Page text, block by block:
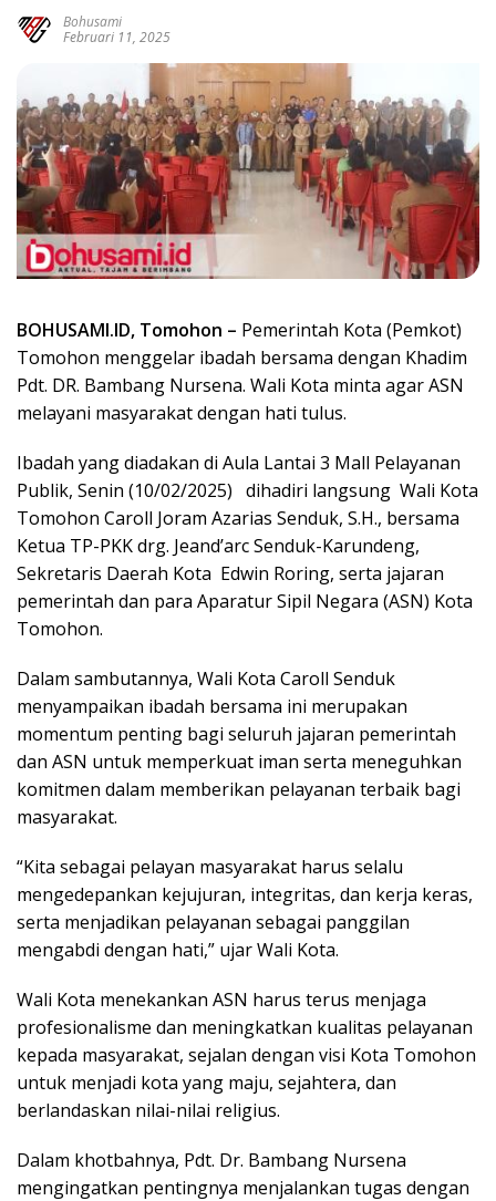
Bohusami
Februari 11, 2025
BOHUSAMI.ID, Tomohon – Pemerintah Kota (Pemkot)
Tomohon menggelar ibadah bersama dengan Khadim
Pdt. DR. Bambang Nursena. Wali Kota minta agar ASN
melayani masyarakat dengan hati tulus.
Ibadah yang diadakan di Aula Lantai 3 Mall Pelayanan
Publik, Senin (10/02/2025) dihadiri langsung Wali Kota
Tomohon Caroll Joram Azarias Senduk, S.H., bersama
Ketua TP-PKK drg. Jeand’arc Senduk-Karundeng,
Sekretaris Daerah Kota Edwin Roring, serta jajaran
pemerintah dan para Aparatur Sipil Negara (ASN) Kota
Tomohon.
Dalam sambutannya, Wali Kota Caroll Senduk
menyampaikan ibadah bersama ini merupakan
momentum penting bagi seluruh jajaran pemerintah
dan ASN untuk memperkuat iman serta meneguhkan
komitmen dalam memberikan pelayanan terbaik bagi
masyarakat.
“Kita sebagai pelayan masyarakat harus selalu
mengedepankan kejujuran, integritas, dan kerja keras,
serta menjadikan pelayanan sebagai panggilan
mengabdi dengan hati,” ujar Wali Kota.
Wali Kota menekankan ASN harus terus menjaga
profesionalisme dan meningkatkan kualitas pelayanan
kepada masyarakat, sejalan dengan visi Kota Tomohon
untuk menjadi kota yang maju, sejahtera, dan
berlandaskan nilai-nilai religius.
Dalam khotbahnya, Pdt. Dr. Bambang Nursena
mengingatkan pentingnya menjalankan tugas dengan